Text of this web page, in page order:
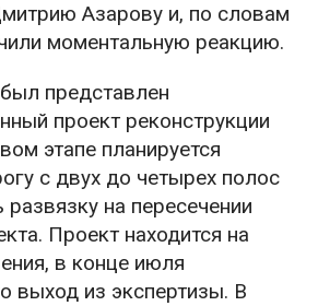
Азарову и, по словам
моментальную реакцию.
представлен
проект реконструкции
этапе планируется
с двух до четырех полос
развязку на пересечении
Проект находится на
в конце июля
выход из экспертизы. В